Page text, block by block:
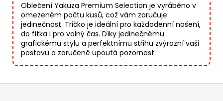
Oblečení Yakuza Premium Selection je vyráběno v
omezeném počtu kusů, což vám zaručuje
jedinečnost. Tričko je ideální pro každodenní nošení,
do fitka i pro volný čas. Díky jedinečnému
grafickému stylu a perfektnímu střihu zvýrazní vaši
postavu a zaručeně upoutá pozornost.